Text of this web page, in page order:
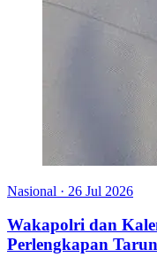
Nasional · 26 Jul 2026
Wakapolri dan
Perlengkapan